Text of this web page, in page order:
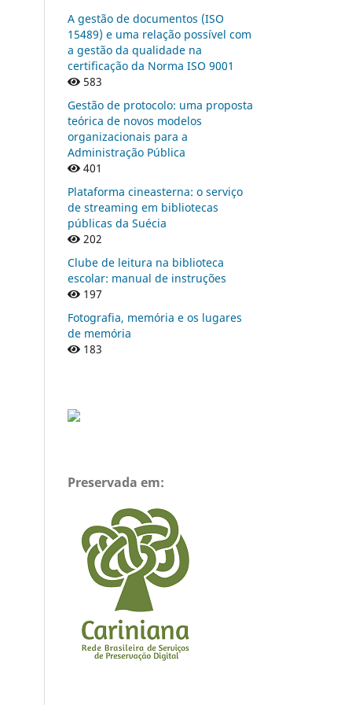
A gestão de documentos (ISO
15489) e uma relação possível com
a gestão da qualidade na
certificação da Norma ISO 9001
583
Gestão de protocolo: uma proposta
teórica de novos modelos
organizacionais para a
Administração Pública
401
Plataforma cineasterna: o serviço
de streaming em bibliotecas
públicas da Suécia
202
Clube de leitura na biblioteca
escolar: manual de instruções
197
Fotografia, memória e os lugares
de memória
183
Preservada em: